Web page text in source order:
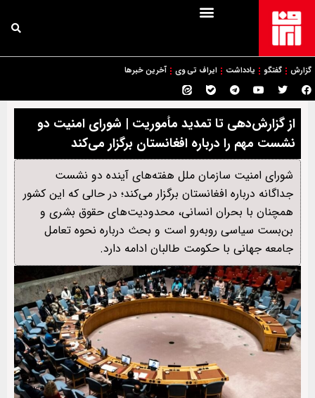
گزارش گفتگو یادداشت ایراف تی وی آخرین خبرها
از گزارش‌دهی تا تمدید مأموریت | شورای امنیت دو
نشست مهم را درباره افغانستان برگزار می‌کند
شورای امنیت سازمان ملل هفته‌های آینده دو نشست
جداگانه درباره افغانستان برگزار می‌کند؛ در حالی که این کشور
همچنان با بحران انسانی، محدودیت‌های حقوق بشری و
بن‌بست سیاسی روبه‌رو است و بحث درباره نحوه تعامل
جامعه جهانی با حکومت طالبان ادامه دارد.